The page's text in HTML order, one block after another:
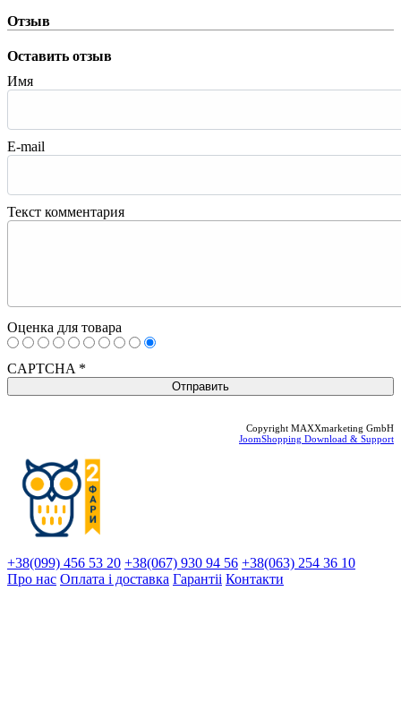
Отзыв
Оставить отзыв
Имя
E-mail
Текст комментария
Оценка для товара
CAPTCHA *
Copyright MAXXmarketing GmbH
JoomShopping Download & Support
+38(099) 456 53 20 +38(067) 930 94 56 +38(063) 254 36 10
Про нас Оплата і доставка Гарантіi Контакти